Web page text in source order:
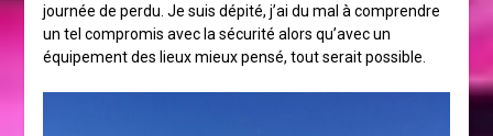
journée de perdu. Je suis dépité, j’ai du mal à comprendre
un tel compromis avec la sécurité alors qu’avec un
équipement des lieux mieux pensé, tout serait possible.